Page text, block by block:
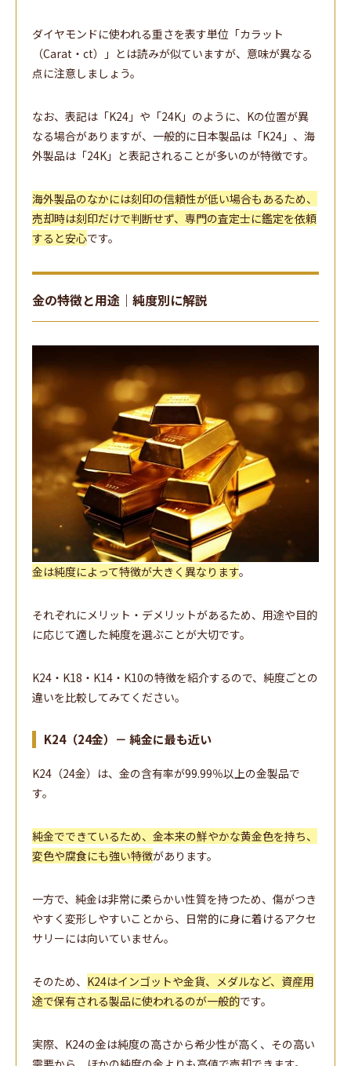
ダイヤモンドに使われる重さを表す単位「カラット
（Carat・ct）」とは読みが似ていますが、意味が異なる
点に注意しましょう。
なお、表記は「K24」や「24K」のように、Kの位置が異
なる場合がありますが、一般的に日本製品は「K24」、海
外製品は「24K」と表記されることが多いのが特徴です。
海外製品のなかには刻印の信頼性が低い場合もあるため、
売却時は刻印だけで判断せず、専門の査定士に鑑定を依頼
すると安心です。
金の特徴と用途｜純度別に解説
金は純度によって特徴が大きく異なります。
それぞれにメリット・デメリットがあるため、用途や目的
に応じて適した純度を選ぶことが大切です。
K24・K18・K14・K10の特徴を紹介するので、純度ごとの
違いを比較してみてください。
K24（24金）－ 純金に最も近い
K24（24金）は、金の含有率が99.99％以上の金製品で
す。
純金でできているため、金本来の鮮やかな黄金色を持ち、
変色や腐食にも強い特徴があります。
一方で、純金は非常に柔らかい性質を持つため、傷がつき
やすく変形しやすいことから、日常的に身に着けるアクセ
サリーには向いていません。
そのため、 K24はインゴットや金貨、メダルなど、資産用
途で保有される製品に使われるのが一般的です。
実際、K24の金は純度の高さから希少性が高く、その高い